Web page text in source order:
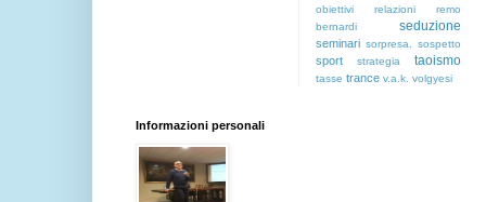
obiettivi relazioni
remo
bernardi
seduzione
seminari sorpresa. sospetto
sport strategia taoismo
tasse trance v.a.k. volgyesi
Informazioni personali